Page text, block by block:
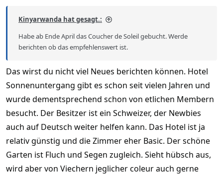
Kinyarwanda hat gesagt.:
Habe ab Ende April das Coucher de Soleil gebucht. Werde
berichten ob das empfehlenswert ist.
Das wirst du nicht viel Neues berichten können. Hotel
Sonnenuntergang gibt es schon seit vielen Jahren und
wurde dementsprechend schon von etlichen Membern
besucht. Der Besitzer ist ein Schweizer, der Newbies
auch auf Deutsch weiter helfen kann. Das Hotel ist ja
relativ günstig und die Zimmer eher Basic. Der schöne
Garten ist Fluch und Segen zugleich. Sieht hübsch aus,
wird aber von Viechern jeglicher coleur auch gerne